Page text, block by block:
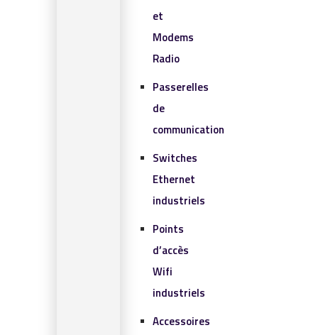
et
Modems
Radio
Passerelles
de
communication
Switches
Ethernet
industriels
Points
d’accès
Wifi
industriels
Accessoires